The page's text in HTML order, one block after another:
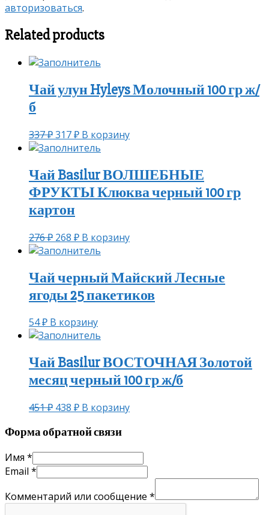
авторизоваться.
Related products
Чай улун Hyleys Молочный 100 гр ж/
б
337₽317₽ В корзину
Чай Basilur ВОЛШЕБНЫЕ
ФРУКТЫ Клюква черный 100 гр
картон
276₽ 268 ₽ В корзину
Чай черный Майский Лесные
ягоды 25 пакетиков
54₽ В корзину
Чай Basilur ВОСТОЧНАЯ Золотой
месяц черный 100 гр ж/б
451₽ 438 ₽ В корзину
Форма обратной связи
Имя *
Email *
Комментарий или сообщение *